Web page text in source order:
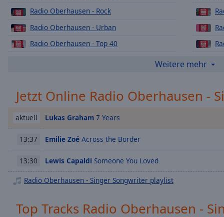
Descriptions
descriptions
off ,
subtitles
settings,
opens
settings
subtitles
off,
selected
Radio Oberhausen - Rock
Radio Oberhausen - Urban
Radio Oberhausen - Top 40
Radio Oberhausen - 90er
Weitere mehr
Jetzt Online Radio Oberhausen -
aktuell Lukas Graham 7 Years
13:37 Emilie Zoé Across the Border
13:30 Lewis Capaldi Someone You Loved
Radio Oberhausen - Singer Songwriter playlist
Top Tracks Radio Oberhausen -